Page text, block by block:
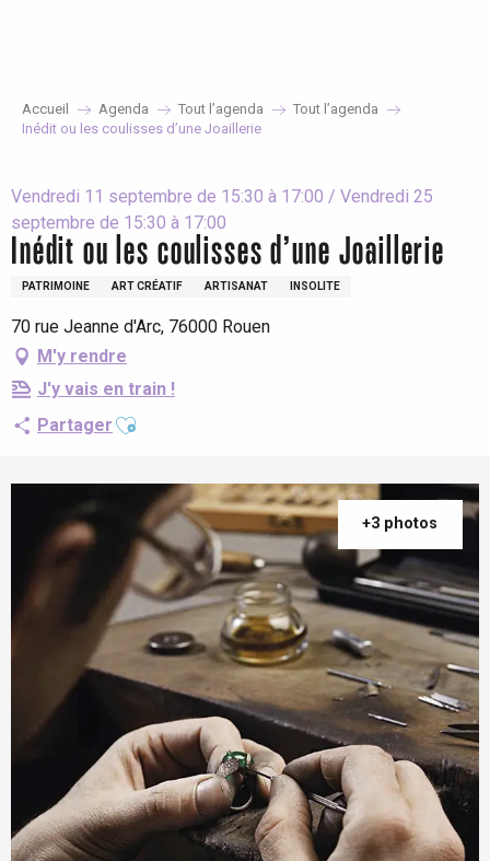
Accueil Agenda Tout l’agenda
Tout l’agenda
Inédit ou les coulisses d’une Joaillerie
Vendredi 11 septembre de 15:30 à 17:00 / Vendredi 25
septembre de 15:30 à 17:00
Inédit ou les coulisses d’une Joaillerie
PATRIMOINE ART CRÉATIF ARTISANAT INSOLITE
70 rue Jeanne d'Arc, 76000 Rouen
M'y rendre
J'y vais en train !
Partager Ajouter aux favoris
+3 photos